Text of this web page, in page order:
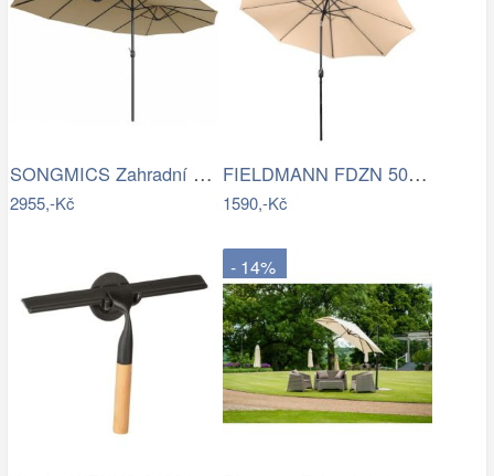
SONGMICS Zahradní slunečník Lyre šedý
2955,-Kč
FIELDMANN FDZN 5006 Slunečník krémový 3…
1590,-Kč
- 14%